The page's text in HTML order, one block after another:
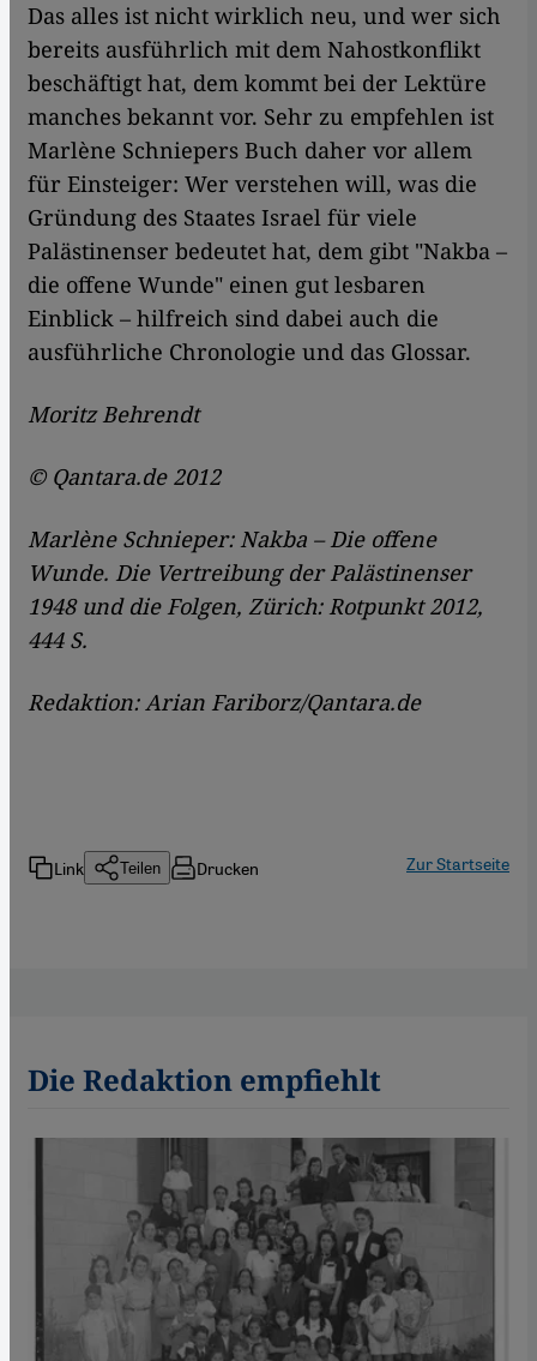
Das alles ist nicht wirklich neu, und wer sich
bereits ausführlich mit dem Nahostkonflikt
beschäftigt hat, dem kommt bei der Lektüre
manches bekannt vor. Sehr zu empfehlen ist
Marlène Schniepers Buch daher vor allem
für Einsteiger: Wer verstehen will, was die
Gründung des Staates Israel für viele
Palästinenser bedeutet hat, dem gibt "Nakba –
die offene Wunde" einen gut lesbaren
Einblick – hilfreich sind dabei auch die
ausführliche Chronologie und das Glossar.
Moritz Behrendt
© Qantara.de 2012
Marlène Schnieper: Nakba – Die offene
Wunde. Die Vertreibung der Palästinenser
1948 und die Folgen, Zürich: Rotpunkt 2012,
444 S.
Redaktion: Arian Fariborz/Qantara.de
Link Teilen Drucken Zur Startseite
Die Redaktion empfiehlt